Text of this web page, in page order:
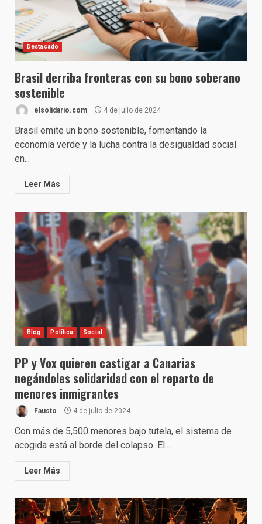
Destacado
Brasil derriba fronteras con su bono soberano
sostenible
elsolidario.com 4 de julio de 2024
Brasil emite un bono sostenible, fomentando la
economía verde y la lucha contra la desigualdad social
en...
Leer Más
Blog Política Social
PP y Vox quieren castigar a Canarias
negándoles solidaridad con el reparto de
menores inmigrantes
Fausto 4 de julio de 2024
Con más de 5,500 menores bajo tutela, el sistema de
acogida está al borde del colapso. El...
Leer Más